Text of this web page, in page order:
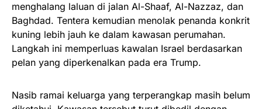
menghalang laluan di jalan Al-Shaaf, Al-Nazzaz, dan
Baghdad. Tentera kemudian menolak penanda konkrit
kuning lebih jauh ke dalam kawasan perumahan.
Langkah ini memperluas kawalan Israel berdasarkan
pelan yang diperkenalkan pada era Trump.
Nasib ramai keluarga yang terperangkap masih belum